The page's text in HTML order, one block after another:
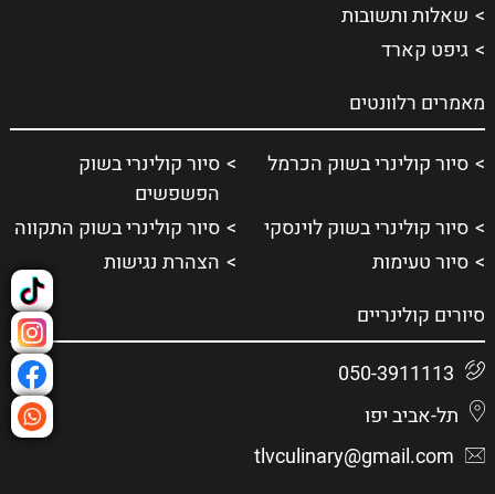
שאלות ותשובות
גיפט קארד
מאמרים רלוונטים
סיור קולינרי בשוק הכרמל
סיור קולינרי בשוק
הפשפשים
סיור קולינרי בשוק לוינסקי
סיור קולינרי בשוק התקווה
סיור טעימות
הצהרת נגישות
סיורים קולינריים
050-3911113
תל-אביב יפו
tlvculinary@gmail.com